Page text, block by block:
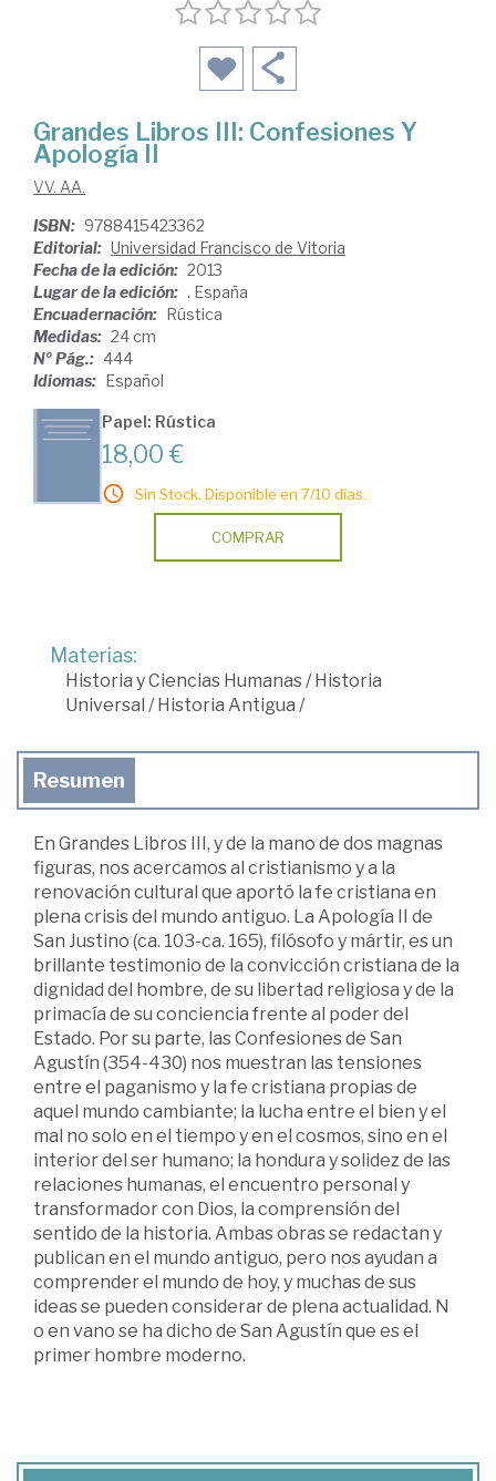
Grandes Libros III: Confesiones Y
Apología II
VV. AA.
ISBN: 9788415423362
Editorial: Universidad Francisco de Vitoria
Fecha de la edición: 2013
Lugar de la edición: . España
Encuadernación: Rústica
Medidas: 24 cm
Nº Pág.: 444
Idiomas: Español
Papel: Rústica
18,00 €
Sin Stock. Disponible en 7/10 días.
COMPRAR
Materias:
Historia y Ciencias Humanas /Historia
Universal /Historia Antigua /
Resumen
En Grandes Libros III, y de la mano de dos magnas
figuras, nos acercamos al cristianismo y a la
renovación cultural que aportó la fe cristiana en
plena crisis del mundo antiguo. La Apología II de
San Justino (ca. 103-ca. 165), filósofo y mártir, es un
brillante testimonio de la convicción cristiana de la
dignidad del hombre, de su libertad religiosa y de la
primacía de su conciencia frente al poder del
Estado. Por su parte, las Confesiones de San
Agustín (354-430) nos muestran las tensiones
entre el paganismo y la fe cristiana propias de
aquel mundo cambiante; la lucha entre el bien y el
mal no solo en el tiempo y en el cosmos, sino en el
interior del ser humano; la hondura y solidez de las
relaciones humanas, el encuentro personal y
transformador con Dios, la comprensión del
sentido de la historia. Ambas obras se redactan y
publican en el mundo antiguo, pero nos ayudan a
comprender el mundo de hoy, y muchas de sus
ideas se pueden considerar de plena actualidad. N
o en vano se ha dicho de San Agustín que es el
primer hombre moderno.